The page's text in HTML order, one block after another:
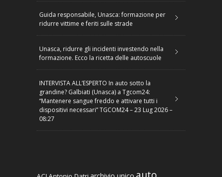
Guida responsabile, Unasca: formazione per
ridurre vittime e feriti sulle strade
Unasca, ridurre gli incidenti investendo nella
formazione. Ecco la ricetta delle autoscuole
INTERVISTA ALL’ESPERTO In auto sotto la
grandine? Galbiati (Unasca) a Tgcom24:
“Mantenere sangue freddo e attivare tutti i
dispositivi necessari” TGCOM24 – 23 Lug 2026 –
08:27